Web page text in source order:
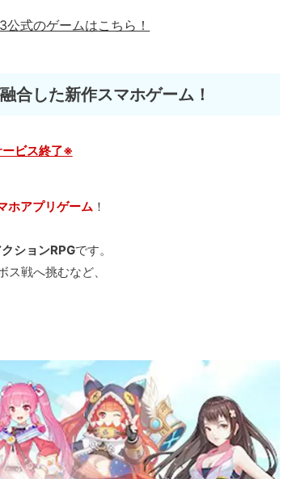
公式のゲームはこちら！
合した新作スマホゲーム！
ビス終了※
ホアプリゲーム ！
ションRPGです。
戦へ挑むなど、